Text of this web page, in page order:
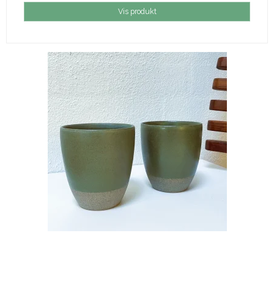
Vis produkt